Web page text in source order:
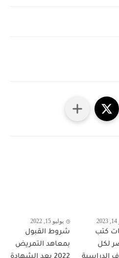
كتب
لكل
يوليو 15, 2022
شروط القبول
بمعاهد التمريض